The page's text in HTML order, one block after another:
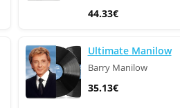
44.33€
Ultimate Manilow
Barry Manilow
35.13€